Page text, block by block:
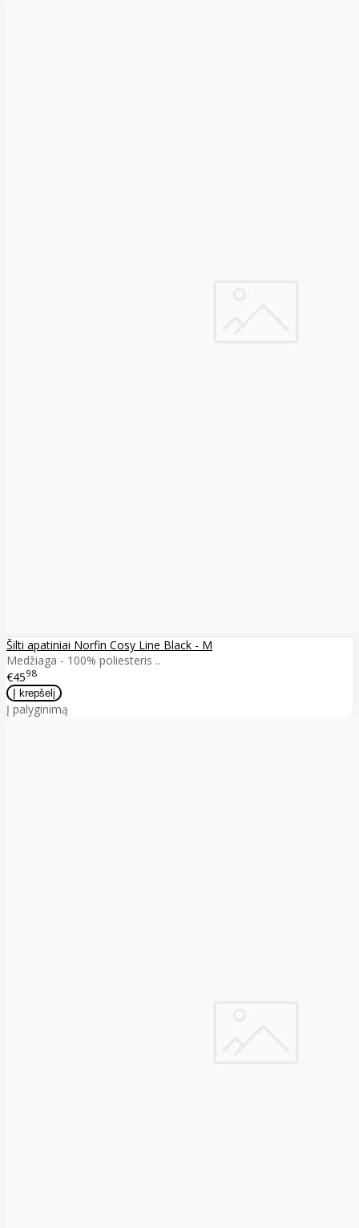
Šilti apatiniai Norfin Cosy Line Black - M
Medžiaga - 100% poliesteris ..
€4598
Į palyginimą